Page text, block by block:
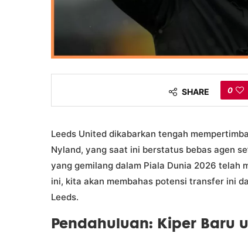
SHARE 0
Leeds United dikabarkan tengah
Nyland, yang saat ini berstatus bebas agen
yang gemilang dalam Piala Dunia 2026 telah
ini, kita akan membahas potensi transfer ini
Leeds.
Pendahuluan: Kiper Baru